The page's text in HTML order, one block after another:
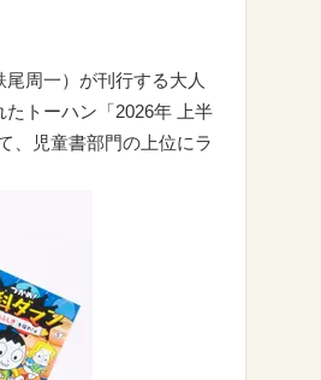
周一）が刊行する大人
トーハン「2026年 上半
、児童書部門の上位にラ